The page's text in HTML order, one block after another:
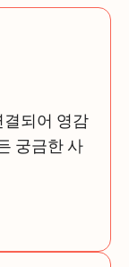
되어 영감
궁금한 사